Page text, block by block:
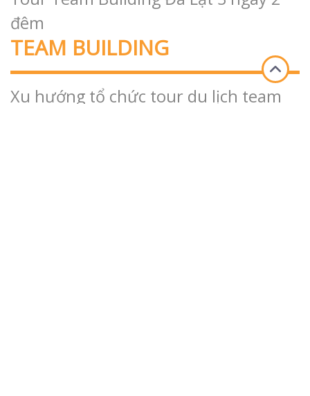
Tour Team Building Đà Lạt 3 ngày 2
đêm
TEAM BUILDING
Xu hướng tổ chức tour du lịch team